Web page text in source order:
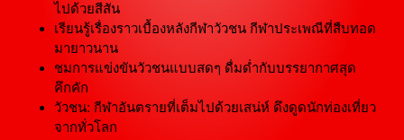
ไปด้วยสีสัน
เรียนรู้เรื่องราวเบื้องหลังกีฬาวัวชน กีฬาประเพณีที่สืบทอด
มายาวนาน
ชมการแข่งขันวัวชนแบบสดๆ ดื่มด่ำกับบรรยากาศสุด
คึกคัก
วัวชน: กีฬาอันตรายที่เต็มไปด้วยเสน่ห์ ดึงดูดนักท่องเที่ยว
จากทั่วโลก